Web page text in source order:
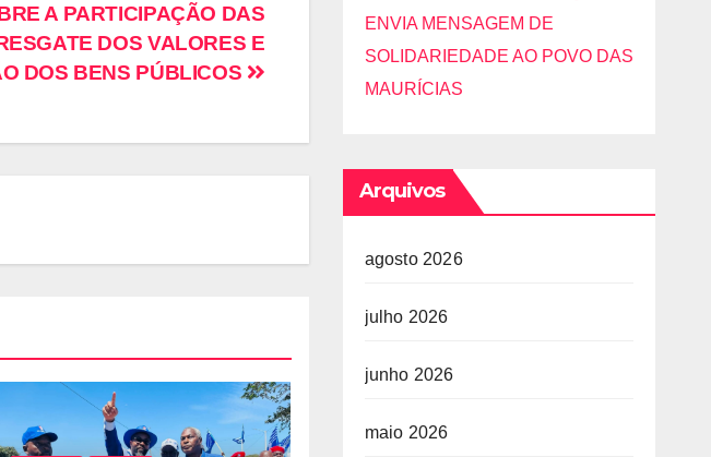
A PARTICIPAÇÃO DAS
DOS VALORES E
DOS BENS PÚBLICOS
ENVIA MENSAGEM DE
SOLIDARIEDADE AO POVO DAS
MAURÍCIAS
Arquivos
agosto 2026
julho 2026
junho 2026
maio 2026